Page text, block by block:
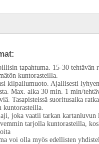
tapahtuma. 15-30 tehtävän
kuntorasteilla.
kilpailumuoto. Ajallisesti
Max. aika 30 min. 1 min/
Tasapisteissä suoritusaika
kuntorasteilla.
joka vaatii tarkan kartanluvun
tarjolla kuntorasteilla,
voi olla myös edellisten